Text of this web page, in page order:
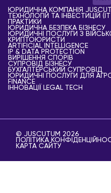
ЮРИДИЧНА КОМПАНІЯ
ТЕХНОЛОГІЙ ТА ІНВЕСТИЦІЙ
ПРАКТИКИ
ЮРИДИЧНА БЕЗПЕКА БІЗНЕСУ
ЮРИДИЧНІ ПОСЛУГИ З
КРИПТОЮРИСТИ
АRTIFICIAL ІNTELLIGENCE
IP & DATA PROTECTION
ВИРІШЕННЯ СПОРІВ
СУПРОВІД БІЗНЕСУ
БУХГАЛТЕРСЬКИЙ СУПРОВІД
ЮРИДИЧНІ ПОСЛУГИ ДЛЯ
FINANCE
ІННОВАЦІЇ LEGAL TECH
© JUSCUTUM 2026
ПОЛІТИКА
КАРТА САЙТУ